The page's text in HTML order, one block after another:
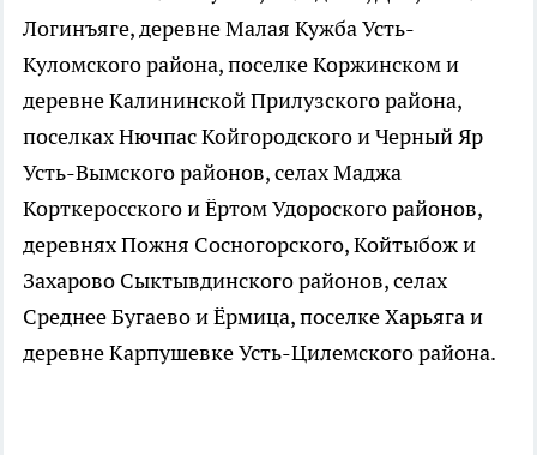
Логинъяге, деревне Малая Кужба Усть-
Куломского района, поселке Коржинском и
деревне Калининской Прилузского района,
поселках Нючпас Койгородского и Черный Яр
Усть-Вымского районов, селах Маджа
Корткеросского и Ёртом Удороского районов,
деревнях Пожня Сосногорского, Койтыбож и
Захарово Сыктывдинского районов, селах
Среднее Бугаево и Ёрмица, поселке Харьяга и
деревне Карпушевке Усть-Цилемского района.